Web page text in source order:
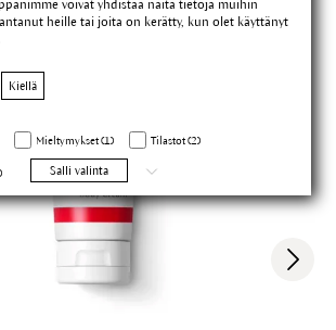
voivat yhdistää näitä tietoja muihin
heille tai joita on kerätty, kun olet käyttänyt
Kiellä
Mieltymykset (1) Tilastot (2)
Salli valinta